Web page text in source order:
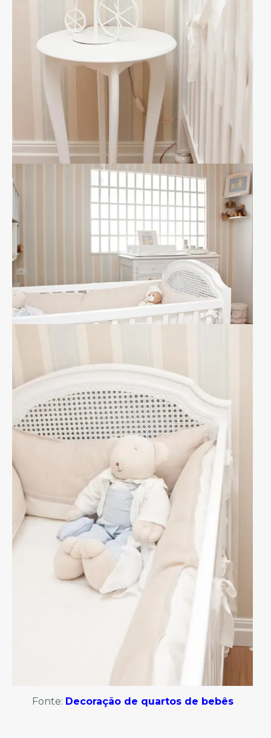
Fonte: Decoração de quartos de bebês